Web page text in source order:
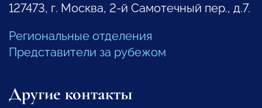
127473, г. Москва, 2-й Самотечный пер., д.7.
Региональные отделения
Представители за рубежом
Другие контакты